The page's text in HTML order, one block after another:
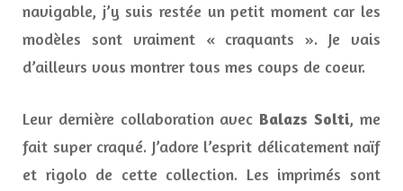
navigable, j’y suis restée un petit moment car les
modèles sont vraiment « craquants ». Je vais
d’ailleurs vous montrer tous mes coups de coeur.
Leur dernière collaboration avec Balazs Solti, me
fait super craqué. J’adore l’esprit délicatement naïf
et rigolo de cette collection. Les imprimés sont